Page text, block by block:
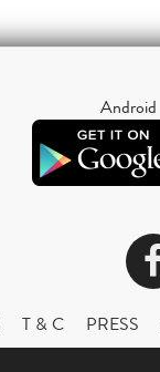
Android
T & C PRESS